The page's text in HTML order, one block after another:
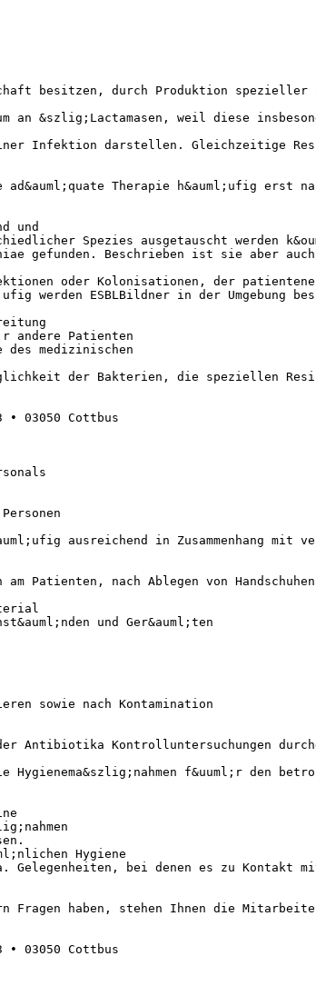
besitzen, durch Produktion spezieller
&szlig;Lactamasen, weil diese
Infektion darstellen. Gleichzeitige
Therapie h&auml;ufig erst
und
Spezies ausgetauscht werden
gefunden. Beschrieben ist sie aber
oder Kolonisationen, der
werden ESBLBildner in der Umgebung
andere Patienten
des medizinischen
der Bakterien, die speziellen
03050 Cottbus
ausreichend in Zusammenhang mit
Patienten, nach Ablegen von
und Ger&auml;ten
sowie nach Kontamination
Antibiotika Kontrolluntersuchungen
Hygienema&szlig;nahmen f&uuml;r den
Hygiene
Gelegenheiten, bei denen es zu Kontakt
haben, stehen Ihnen die Mitarbeiter
03050 Cottbus